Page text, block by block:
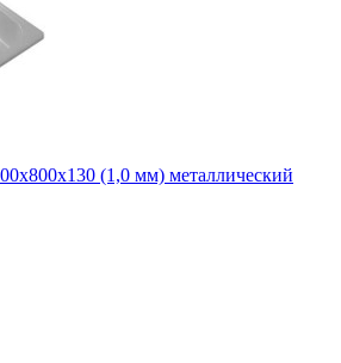
(1,0 мм) металлический